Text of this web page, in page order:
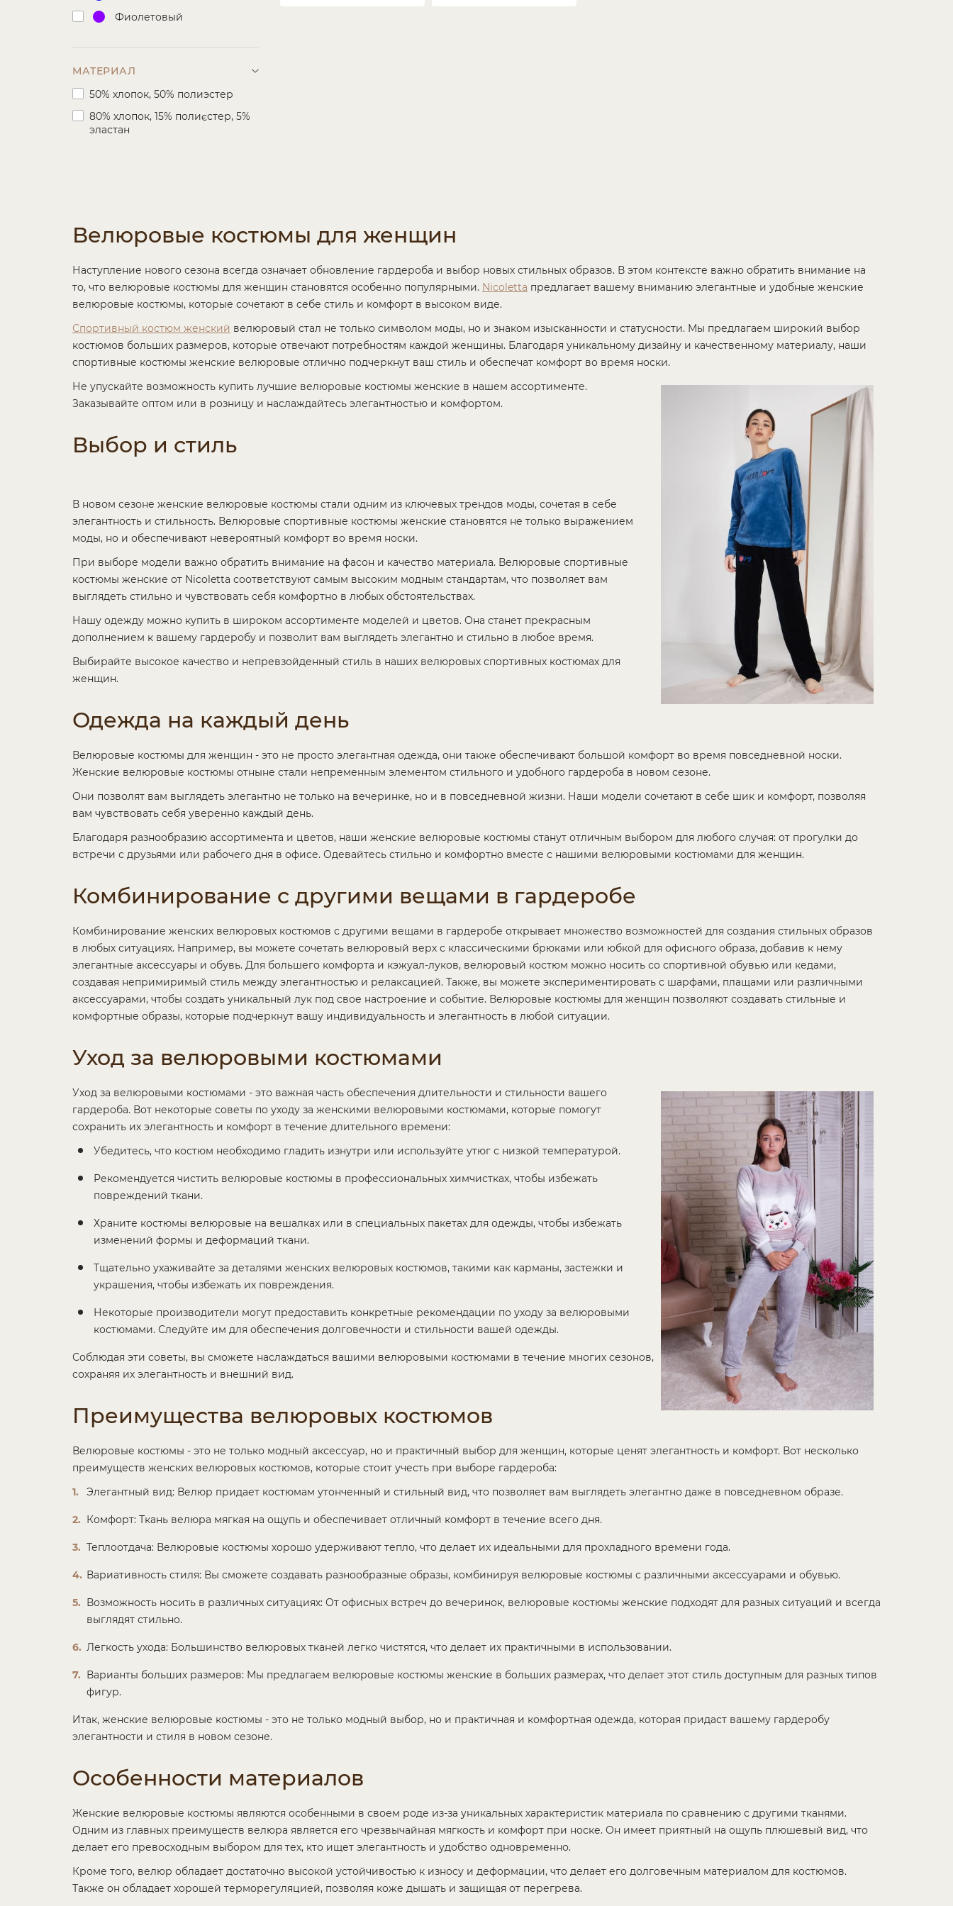
Фиолетовый
МАТЕРИАЛ
50% хлопок, 50% полиэстер
80% хлопок, 15% полиєстер, 5%
эластан
Велюровые костюмы для женщин
Наступление нового сезона всегда означает обновление гардероба и выбор новых стильных образов. В этом контексте важно обратить внимание на
то, что велюровые костюмы для женщин становятся особенно популярными. Nicoletta предлагает вашему вниманию элегантные и удобные женские
велюровые костюмы, которые сочетают в себе стиль и комфорт в высоком виде.
Спортивный костюм женский велюровый стал не только символом моды, но и знаком изысканности и статусности. Мы предлагаем широкий выбор
костюмов больших размеров, которые отвечают потребностям каждой женщины. Благодаря уникальному дизайну и качественному материалу, наши
спортивные костюмы женские велюровые отлично подчеркнут ваш стиль и обеспечат комфорт во время носки.
Не упускайте возможность купить лучшие велюровые костюмы женские в нашем ассортименте.
Заказывайте оптом или в розницу и наслаждайтесь элегантностью и комфортом.
Выбор и стиль
В новом сезоне женские велюровые костюмы стали одним из ключевых трендов моды, сочетая в себе
элегантность и стильность. Велюровые спортивные костюмы женские становятся не только выражением
моды, но и обеспечивают невероятный комфорт во время носки.
При выборе модели важно обратить внимание на фасон и качество материала. Велюровые спортивные
костюмы женские от Nicoletta соответствуют самым высоким модным стандартам, что позволяет вам
выглядеть стильно и чувствовать себя комфортно в любых обстоятельствах.
Нашу одежду можно купить в широком ассортименте моделей и цветов. Она станет прекрасным
дополнением к вашему гардеробу и позволит вам выглядеть элегантно и стильно в любое время.
Выбирайте высокое качество и непревзойденный стиль в наших велюровых спортивных костюмах для
женщин.
Одежда на каждый день
Велюровые костюмы для женщин - это не просто элегантная одежда, они также обеспечивают большой комфорт во время повседневной носки.
Женские велюровые костюмы отныне стали непременным элементом стильного и удобного гардероба в новом сезоне.
Они позволят вам выглядеть элегантно не только на вечеринке, но и в повседневной жизни. Наши модели сочетают в себе шик и комфорт, позволяя
вам чувствовать себя уверенно каждый день.
Благодаря разнообразию ассортимента и цветов, наши женские велюровые костюмы станут отличным выбором для любого случая: от прогулки до
встречи с друзьями или рабочего дня в офисе. Одевайтесь стильно и комфортно вместе с нашими велюровыми костюмами для женщин.
Комбинирование с другими вещами в гардеробе
Комбинирование женских велюровых костюмов с другими вещами в гардеробе открывает множество возможностей для создания стильных образов
в любых ситуациях. Например, вы можете сочетать велюровый верх с классическими брюками или юбкой для офисного образа, добавив к нему
элегантные аксессуары и обувь. Для большего комфорта и кэжуал-луков, велюровый костюм можно носить со спортивной обувью или кедами,
создавая непримиримый стиль между элегантностью и релаксацией. Также, вы можете экспериментировать с шарфами, плащами или различными
аксессуарами, чтобы создать уникальный лук под свое настроение и событие. Велюровые костюмы для женщин позволяют создавать стильные и
комфортные образы, которые подчеркнут вашу индивидуальность и элегантность в любой ситуации.
Уход за велюровыми костюмами
Уход за велюровыми костюмами - это важная часть обеспечения длительности и стильности вашего
гардероба. Вот некоторые советы по уходу за женскими велюровыми костюмами, которые помогут
сохранить их элегантность и комфорт в течение длительного времени:
Убедитесь, что костюм необходимо гладить изнутри или используйте утюг с низкой температурой.
Рекомендуется чистить велюровые костюмы в профессиональных химчистках, чтобы избежать
повреждений ткани.
Храните костюмы велюровые на вешалках или в специальных пакетах для одежды, чтобы избежать
изменений формы и деформаций ткани.
Тщательно ухаживайте за деталями женских велюровых костюмов, такими как карманы, застежки и
украшения, чтобы избежать их повреждения.
Некоторые производители могут предоставить конкретные рекомендации по уходу за велюровыми
костюмами. Следуйте им для обеспечения долговечности и стильности вашей одежды.
Соблюдая эти советы, вы сможете наслаждаться вашими велюровыми костюмами в течение многих сезонов,
сохраняя их элегантность и внешний вид.
Преимущества велюровых костюмов
Велюровые костюмы - это не только модный аксессуар, но и практичный выбор для женщин, которые ценят элегантность и комфорт. Вот несколько
преимуществ женских велюровых костюмов, которые стоит учесть при выборе гардероба:
Элегантный вид: Велюр придает костюмам утонченный и стильный вид, что позволяет вам выглядеть элегантно даже в повседневном образе.
Комфорт: Ткань велюра мягкая на ощупь и обеспечивает отличный комфорт в течение всего дня.
Теплоотдача: Велюровые костюмы хорошо удерживают тепло, что делает их идеальными для прохладного времени года.
Вариативность стиля: Вы сможете создавать разнообразные образы, комбинируя велюровые костюмы с различными аксессуарами и обувью.
Возможность носить в различных ситуациях: От офисных встреч до вечеринок, велюровые костюмы женские подходят для разных ситуаций и всегда
выглядят стильно.
Легкость ухода: Большинство велюровых тканей легко чистятся, что делает их практичными в использовании.
Варианты больших размеров: Мы предлагаем велюровые костюмы женские в больших размерах, что делает этот стиль доступным для разных типов
фигур.
Итак, женские велюровые костюмы - это не только модный выбор, но и практичная и комфортная одежда, которая придаст вашему гардеробу
элегантности и стиля в новом сезоне.
Особенности материалов
Женские велюровые костюмы являются особенными в своем роде из-за уникальных характеристик материала по сравнению с другими тканями.
Одним из главных преимуществ велюра является его чрезвычайная мягкость и комфорт при носке. Он имеет приятный на ощупь плюшевый вид, что
делает его превосходным выбором для тех, кто ищет элегантность и удобство одновременно.
Кроме того, велюр обладает достаточно высокой устойчивостью к износу и деформации, что делает его долговечным материалом для костюмов.
Также он обладает хорошей терморегуляцией, позволяя коже дышать и защищая от перегрева.